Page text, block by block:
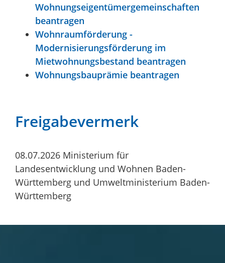
Wohnungseigentümergemeinschaften
beantragen
Wohnraumförderung -
Modernisierungsförderung im
Mietwohnungsbestand beantragen
Wohnungsbauprämie beantragen
Freigabevermerk
08.07.2026 Ministerium für
Landesentwicklung und Wohnen Baden-
Württemberg und Umweltministerium Baden-
Württemberg